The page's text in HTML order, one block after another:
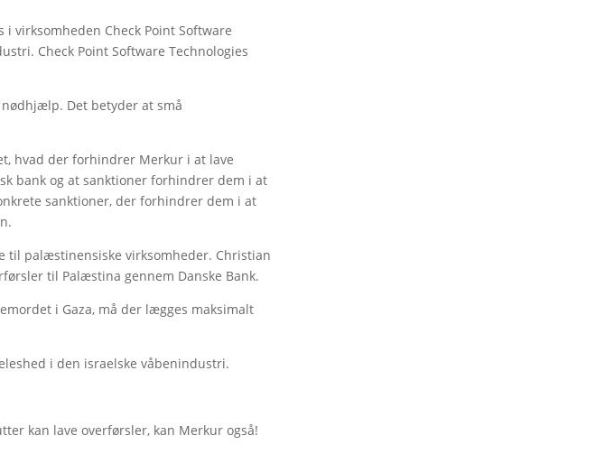
virksomheden Check Point Software
Check Point Software Technologies
Det betyder at små
hvad der forhindrer Merkur i at lave
bank og at sanktioner forhindrer dem i at
sanktioner, der forhindrer dem i at
til palæstinensiske virksomheder. Christian
til Palæstina gennem Danske Bank.
i Gaza, må der lægges maksimalt
i den israelske våbenindustri.
kan lave overførsler, kan Merkur også!